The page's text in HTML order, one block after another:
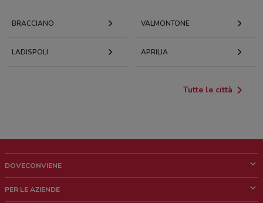
BRACCIANO VALMONTONE
LADISPOLI APRILIA
Tutte le città
DOVECONVIENE
PER LE AZIENDE